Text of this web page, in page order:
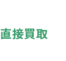
直接買取